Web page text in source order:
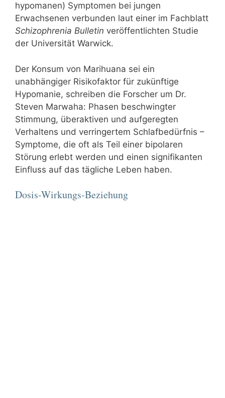
hypomanen) Symptomen bei jungen
Erwachsenen verbunden laut einer im Fachblatt
Schizophrenia Bulletin veröffentlichten Studie
der Universität Warwick.
Der Konsum von Marihuana sei ein
unabhängiger Risikofaktor für zukünftige
Hypomanie, schreiben die Forscher um Dr.
Steven Marwaha: Phasen beschwingter
Stimmung, überaktiven und aufgeregten
Verhaltens und verringertem Schlafbedürfnis –
Symptome, die oft als Teil einer bipolaren
Störung erlebt werden und einen signifikanten
Einfluss auf das tägliche Leben haben.
Dosis-Wirkungs-Beziehung